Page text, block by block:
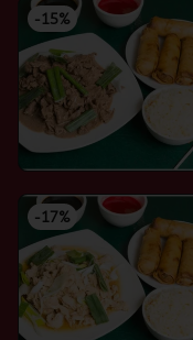
-15%
-17%